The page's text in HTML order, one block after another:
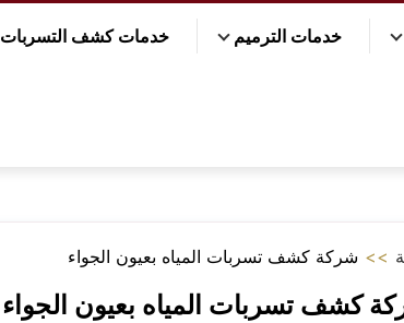
خدمات الترميم خدمات كشف التسربات
>> شركة كشف تسربات المياه بعيون الجواء
كشف تسربات المياه بعيون الجواء